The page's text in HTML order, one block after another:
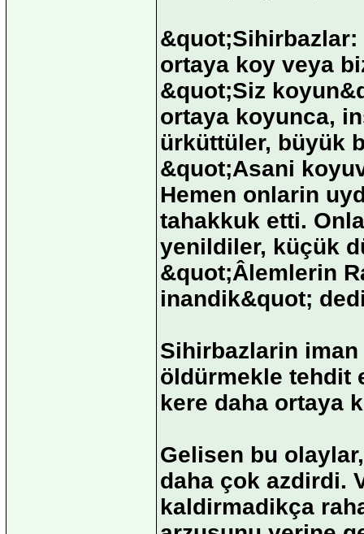
ortaya koy veya
&quot;Siz
ortaya koyunca,
ürküttüler, büyük
&quot;Asani
Hemen onlarin
tahakkuk etti.
yenildiler, küçük
&quot;Âlemlerin
inandik&quot;
Sihirbazlarin
öldürmekle tehdit
kere daha ortaya
Gelisen bu
daha çok azdirdi.
kaldirmadikça